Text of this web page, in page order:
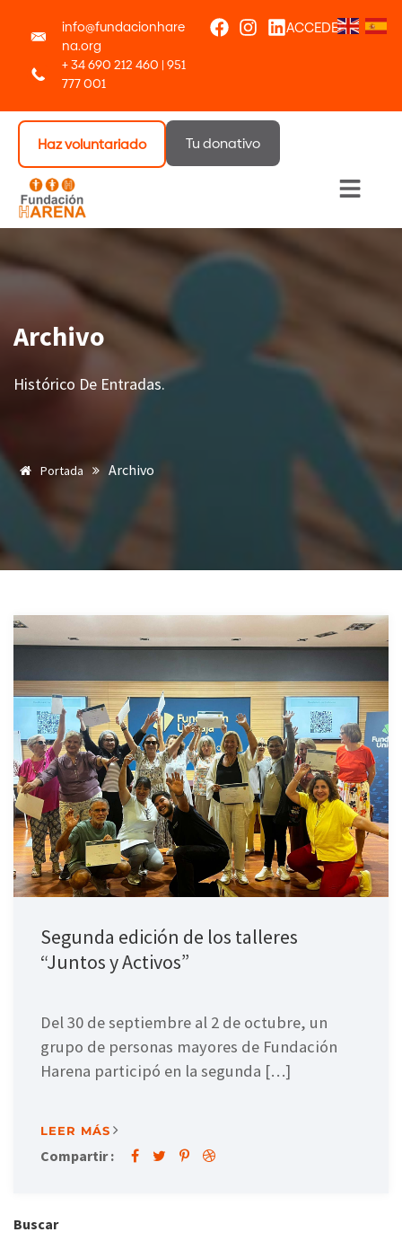
info@fundacionhare
na.org
+ 34 690 212 460 | 951
777 001
ACCEDER
Haz voluntariado Tu donativo
Menú
Archivo
Histórico De Entradas.
Portada Archivo
Segunda edición de los talleres
“Juntos y Activos”
Del 30 de septiembre al 2 de octubre, un
grupo de personas mayores de Fundación
Harena participó en la segunda […]
LEER MÁS
Compartir :
Buscar